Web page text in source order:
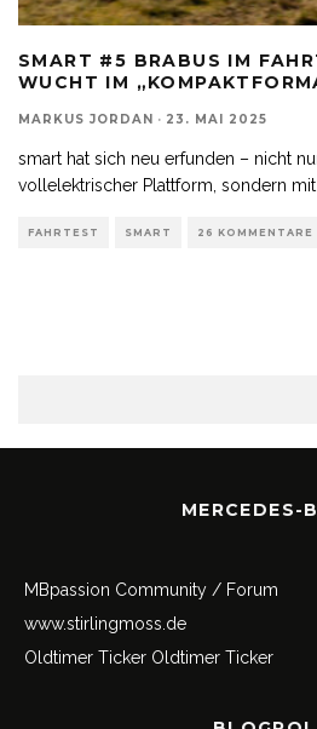
SMART #5 BRABUS IM
WUCHT IM
MARKUS JORDAN · 23. MAI 2025
smart hat sich neu erfunden – nicht
vollelektrischer Plattform, sondern
FAHRTEST SMART 26 KOMMENTARE
MERCEDES-
MBpassion Community / Forum
www.stirlingmoss.de
Oldtimer Ticker Oldtimer Ticker